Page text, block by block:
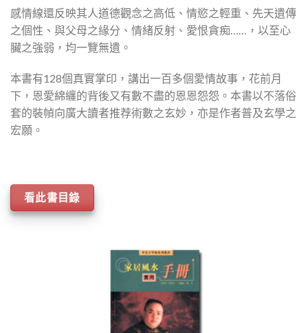
感情線還反映其人道德觀念之高低、情慾之輕重、先天遺傳
之個性、與父母之緣分、情緒反射、愛恨貪痴……，以至心
臟之強弱，均一覽無遺。
本書有128個真實掌印，講出一百多個愛情故事，花前月
下，恩愛綿纏的背後又有數不盡的恩恩怨怨。本書以不落俗
套的裝幀向廣大讀者推荐術數之玄妙，亦是作者普及玄學之
宏願。
看此書目錄